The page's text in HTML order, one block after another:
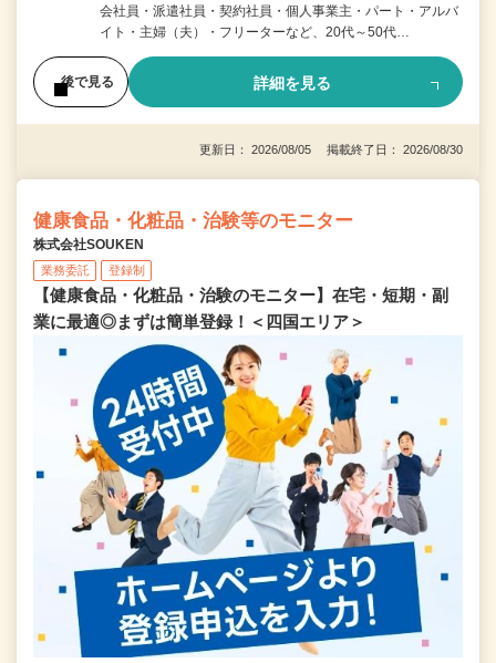
会社員・派遣社員・契約社員・個人事業主・パート・アルバ
イト・主婦（夫）・フリーターなど、20代～50代…
後で見る 詳細を見る
更新日： 2026/08/05 掲載終了日： 2026/08/30
健康食品・化粧品・治験等のモニター
株式会社SOUKEN
業務委託 登録制
【健康食品・化粧品・治験のモニター】在宅・短期・副
業に最適◎まずは簡単登録！＜四国エリア＞